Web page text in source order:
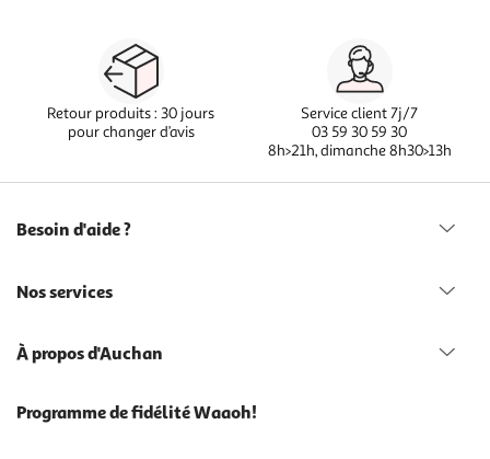
Retour produits : 30 jours
pour changer d’avis
Service client 7j/7
03 59 30 59 30
8h>21h, dimanche 8h30>13h
Besoin d'aide ?
Nos services
À propos d'Auchan
Programme de fidélité Waaoh!